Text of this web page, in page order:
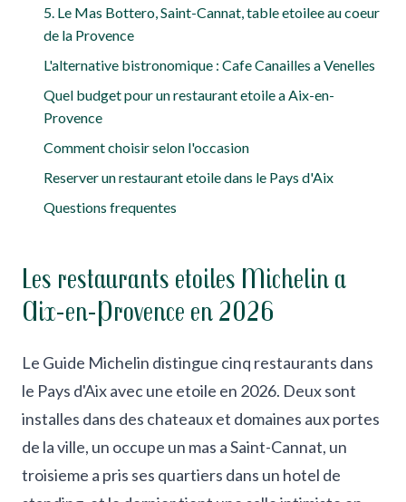
5. Le Mas Bottero, Saint-Cannat, table etoilee au coeur
de la Provence
L'alternative bistronomique : Cafe Canailles a Venelles
Quel budget pour un restaurant etoile a Aix-en-
Provence
Comment choisir selon l'occasion
Reserver un restaurant etoile dans le Pays d'Aix
Questions frequentes
Les restaurants etoiles Michelin a
Aix-en-Provence en 2026
Le Guide Michelin distingue cinq restaurants dans
le Pays d'Aix avec une etoile en 2026. Deux sont
installes dans des chateaux et domaines aux portes
de la ville, un occupe un mas a Saint-Cannat, un
troisieme a pris ses quartiers dans un hotel de